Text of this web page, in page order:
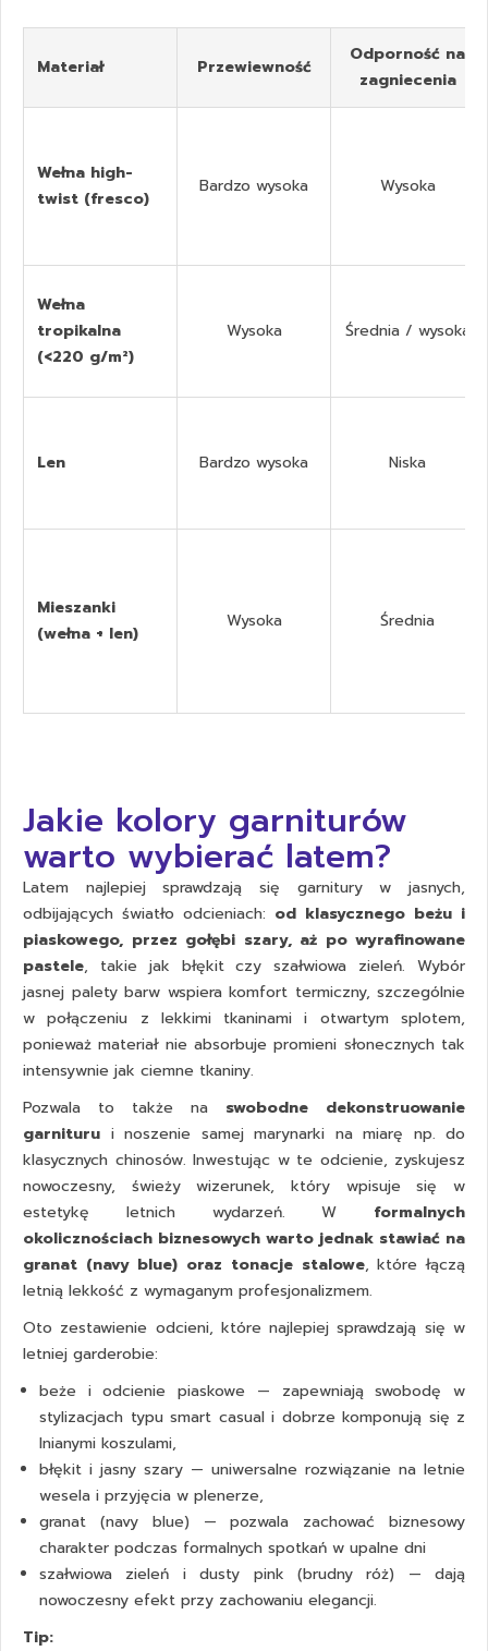
Materiał Przewiewność
Odporność na
zagniecenia
Wełna high-
twist (fresco)
Bardzo wysoka Wysoka
Wełna
tropikalna
(<220 g/m²)
Wysoka Średnia / wysoka
Len Bardzo wysoka Niska
Mieszanki
(wełna + len)
Wysoka Średnia
Jakie kolory garniturów
warto wybierać latem?
Latem najlepiej sprawdzają się garnitury w jasnych,
odbijających światło odcieniach: od klasycznego beżu i
piaskowego, przez gołębi szary, aż po wyrafinowane
pastele, takie jak błękit czy szałwiowa zieleń. Wybór
jasnej palety barw wspiera komfort termiczny, szczególnie
w połączeniu z lekkimi tkaninami i otwartym splotem,
ponieważ materiał nie absorbuje promieni słonecznych tak
intensywnie jak ciemne tkaniny.
Pozwala to także na swobodne dekonstruowanie
garnituru i noszenie samej marynarki na miarę np. do
klasycznych chinosów. Inwestując w te odcienie, zyskujesz
nowoczesny, świeży wizerunek, który wpisuje się w
estetykę letnich wydarzeń. W formalnych
okolicznościach biznesowych warto jednak stawiać na
granat (navy blue) oraz tonacje stalowe, które łączą
letnią lekkość z wymaganym profesjonalizmem.
Oto zestawienie odcieni, które najlepiej sprawdzają się w
letniej garderobie:
beże i odcienie piaskowe — zapewniają swobodę w
stylizacjach typu smart casual i dobrze komponują się z
lnianymi koszulami,
błękit i jasny szary — uniwersalne rozwiązanie na letnie
wesela i przyjęcia w plenerze,
granat (navy blue) — pozwala zachować biznesowy
charakter podczas formalnych spotkań w upalne dni
szałwiowa zieleń i dusty pink (brudny róż) — dają
nowoczesny efekt przy zachowaniu elegancji.
Tip: